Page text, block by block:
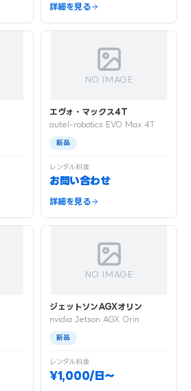
詳細を見る
NO IMAGE
エヴォ・マックス4T
autel-robotics EVO Max 4T
新品
レンタル料金
お問い合わせ
詳細を見る
NO IMAGE
ジェットソンAGXオリン
nvidia Jetson AGX Orin
新品
レンタル料金
¥1,000/日〜